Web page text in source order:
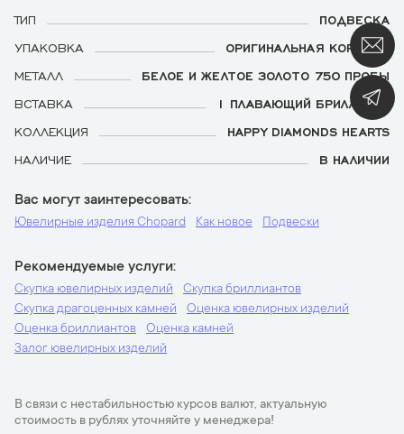
ТИП
ПОДВЕСКА
УПАКОВКА
ОРИГИНАЛЬНАЯ КОРОБКА
МЕТАЛЛ
БЕЛОЕ И ЖЕЛТОЕ ЗОЛОТО 750 ПРОБЫ
ВСТАВКА
1 ПЛАВАЮЩИЙ БРИЛЛИАНТ
КОЛЛЕКЦИЯ
HAPPY DIAMONDS HEARTS
НАЛИЧИЕ
В НАЛИЧИИ
Вас могут заинтересовать
Ювелирные изделия Chopard Как новое Подвески
Рекомендуемые услуги
Скупка ювелирных изделий
Скупка бриллиантов
Скупка драгоценных камней
Оценка ювелирных изделий
Оценка бриллиантов
Оценка камней
Залог ювелирных изделий
В связи с нестабильностью курсов валют, актуальную
стоимость в рублях уточняйте у менеджера!